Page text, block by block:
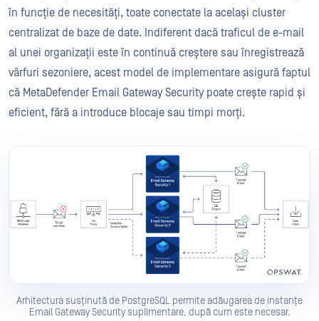
în funcție de necesități, toate conectate la același cluster
centralizat de baze de date. Indiferent dacă traficul de e-mail
al unei organizații este în continuă creștere sau înregistrează
vârfuri sezoniere, acest model de implementare asigură faptul
că MetaDefender Email Gateway Security poate crește rapid și
eficient, fără a introduce blocaje sau timpi morți.
Arhitectura susținută de PostgreSQL permite adăugarea de instanțe
Email Gateway Security suplimentare, după cum este necesar.